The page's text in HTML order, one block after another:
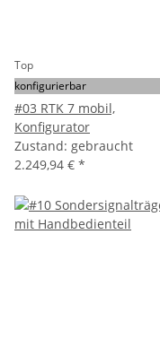
Top
konfigurierbar
#03 RTK 7 mobil,
Konfigurator
Zustand: gebraucht
2.249,94 € *